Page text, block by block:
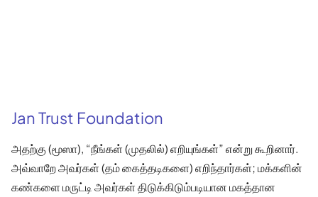
Jan Trust Foundation
அதற்கு (மூஸா), “நீங்கள் (முதலில்) எறியுங்கள்” என்று கூறினார்.
அவ்வாறே அவர்கள் (தம் கைத்தடிகளை) எறிந்தார்கள்; மக்களின்
கண்களை மருட்டி அவர்கள் திடுக்கிடும்படியான மகத்தான